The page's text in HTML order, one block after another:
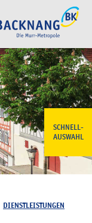
SCHNELL-
AUSWAHL
DIENSTLEISTUNGEN